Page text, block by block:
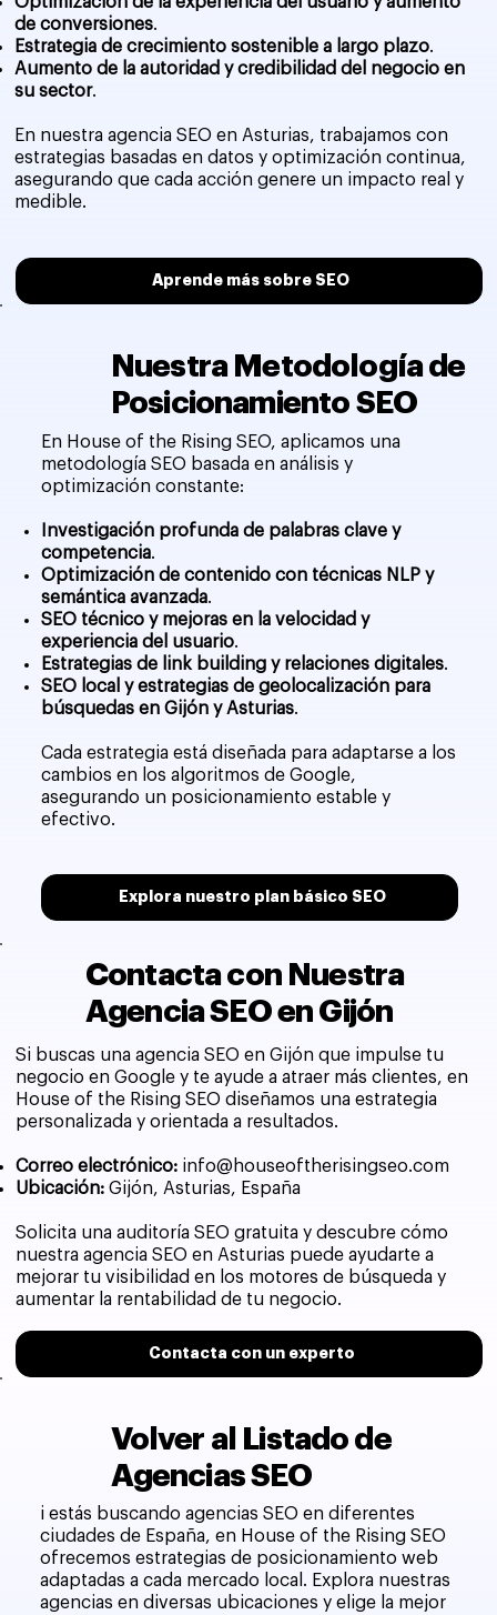
de conversiones.
Estrategia de crecimiento sostenible a largo plazo.
Aumento de la autoridad y credibilidad del negocio en
su sector.
En nuestra agencia SEO en Asturias, trabajamos con
estrategias basadas en datos y optimización continua,
asegurando que cada acción genere un impacto real y
medible.
Aprende más sobre SEO
Nuestra Metodología de
Posicionamiento SEO
En House of the Rising SEO, aplicamos una
metodología SEO basada en análisis y
optimización constante:
Investigación profunda de palabras clave y
competencia.
Optimización de contenido con técnicas NLP y
semántica avanzada.
SEO técnico y mejoras en la velocidad y
experiencia del usuario.
Estrategias de link building y relaciones digitales.
SEO local y estrategias de geolocalización para
búsquedas en Gijón y Asturias.
Cada estrategia está diseñada para adaptarse a los
cambios en los algoritmos de Google,
asegurando un posicionamiento estable y
efectivo.
Explora nuestro plan básico SEO
Contacta con Nuestra
Agencia SEO en Gijón
Si buscas una agencia SEO en Gijón que impulse tu
negocio en Google y te ayude a atraer más clientes, en
House of the Rising SEO diseñamos una estrategia
personalizada y orientada a resultados.
Correo electrónico: info@houseoftherisingseo.com
Ubicación:Gijón, Asturias, España
Solicita una auditoría SEO gratuita y descubre cómo
nuestra agencia SEO en Asturias puede ayudarte a
mejorar tu visibilidad en los motores de búsqueda y
aumentar la rentabilidad de tu negocio.
Contacta con un experto
Volver al Listado de
Agencias SEO
i estás buscando agencias SEO en diferentes
ciudades de España, en House of the Rising SEO
ofrecemos estrategias de posicionamiento web
adaptadas a cada mercado local. Explora nuestras
agencias en diversas ubicaciones y elige la mejor